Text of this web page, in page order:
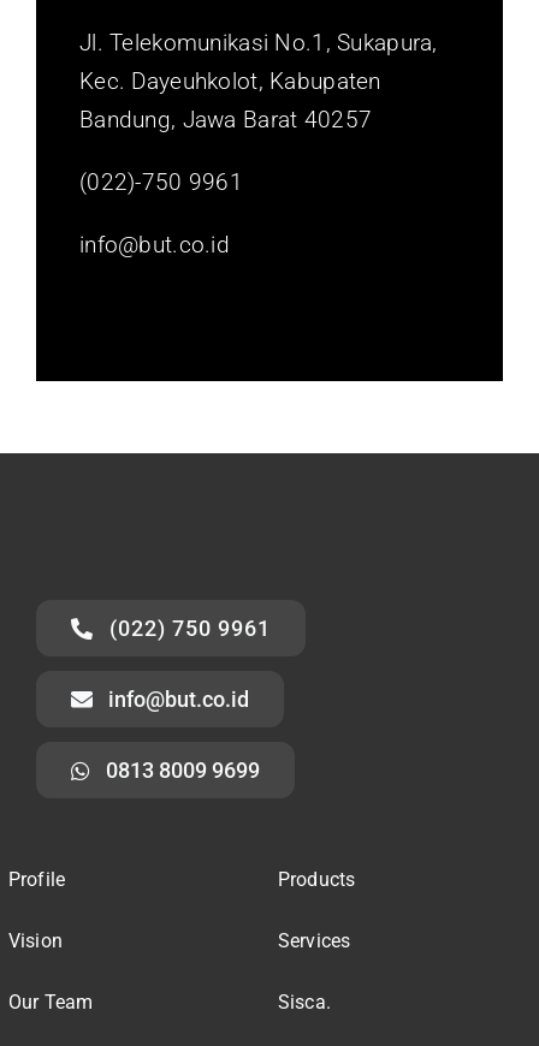
Jl. Telekomunikasi No.1, Sukapura,
Kec. Dayeuhkolot, Kabupaten
Bandung, Jawa Barat 40257
(022)-750 9961
info@but.co.id
(022) 750 9961
info@but.co.id
0813 8009 9699
Profile
Vision
Our Team
Products
Services
Sisca.